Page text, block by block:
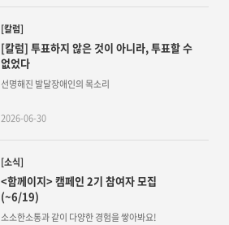
[칼럼]
[칼럼] 투표하지 않은 것이 아니라, 투표할 수
없었다
선명해진 발달장애인의 목소리
2026-06-30
[소식]
<함께이지> 캠페인 2기 참여자 모집
(~6/19)
소소한소통과 같이 다양한 경험을 쌓아봐요!